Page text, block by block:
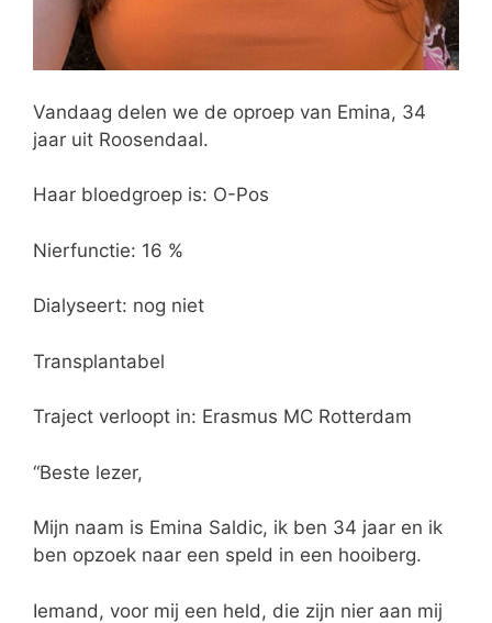
Vandaag delen we de oproep van Emina, 34
jaar uit Roosendaal.
Haar bloedgroep is: O-Pos
Nierfunctie: 16 %
Dialyseert: nog niet
Transplantabel
Traject verloopt in: Erasmus MC Rotterdam
“Beste lezer,
Mijn naam is Emina Saldic, ik ben 34 jaar en ik
ben opzoek naar een speld in een hooiberg.
Iemand, voor mij een held, die zijn nier aan mij